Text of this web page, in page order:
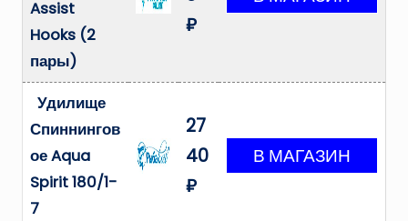
Assist
Hooks (2
пары)
₽
Удилище
Спиннингов
ое Aqua
Spirit 180/1-
7
27
40
₽